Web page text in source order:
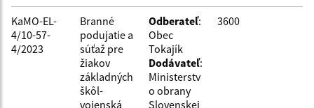
KaMO-EL-
4/10-57-
4/2023
Branné
podujatie a
súťaž pre
žiakov
základných
škôl-
vojenská
Odberateľ:
Obec
Tokajík
Dodávateľ:
Ministerstv
o obrany
Slovenskej
3600